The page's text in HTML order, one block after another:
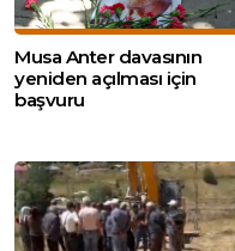
Musa Anter davasının
yeniden açılması için
başvuru